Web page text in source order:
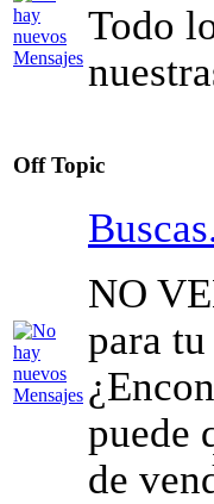
Todo
Off Topic
NO
para
puede
de